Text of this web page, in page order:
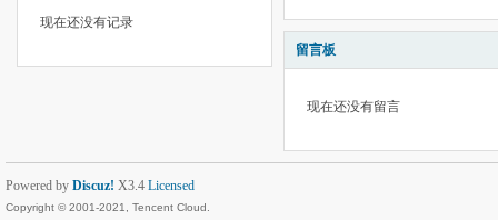
现在还没有记录
留言板
现在还没有留言
Powered by Discuz! X3.4 Licensed
Copyright © 2001-2021, Tencent Cloud.